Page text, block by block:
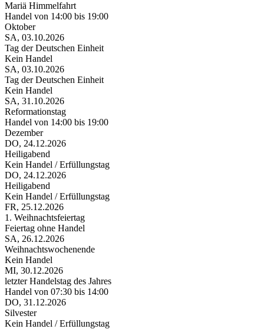
Mariä Himmelfahrt
Handel von 14:00 bis 19:00
Oktober
SA, 03.10.2026
Tag der Deutschen Einheit
Kein Handel
SA, 03.10.2026
Tag der Deutschen Einheit
Kein Handel
SA, 31.10.2026
Reformationstag
Handel von 14:00 bis 19:00
Dezember
DO, 24.12.2026
Heiligabend
Kein Handel / Erfüllungstag
DO, 24.12.2026
Heiligabend
Kein Handel / Erfüllungstag
FR, 25.12.2026
1. Weihnachtsfeiertag
Feiertag ohne Handel
SA, 26.12.2026
Weihnachtswochenende
Kein Handel
MI, 30.12.2026
letzter Handelstag des Jahres
Handel von 07:30 bis 14:00
DO, 31.12.2026
Silvester
Kein Handel / Erfüllungstag